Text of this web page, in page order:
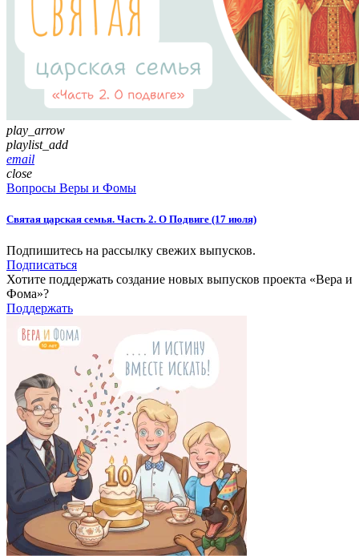
play_arrow
playlist_add
email
close
Вопросы Веры и Фомы
Святая царская семья. Часть 2. О Подвиге (17 июля)
Подпишитесь на рассылку свежих выпусков.
Подписаться
Хотите поддержать создание новых выпусков проекта «Вера и
Фома»?
Поддержать